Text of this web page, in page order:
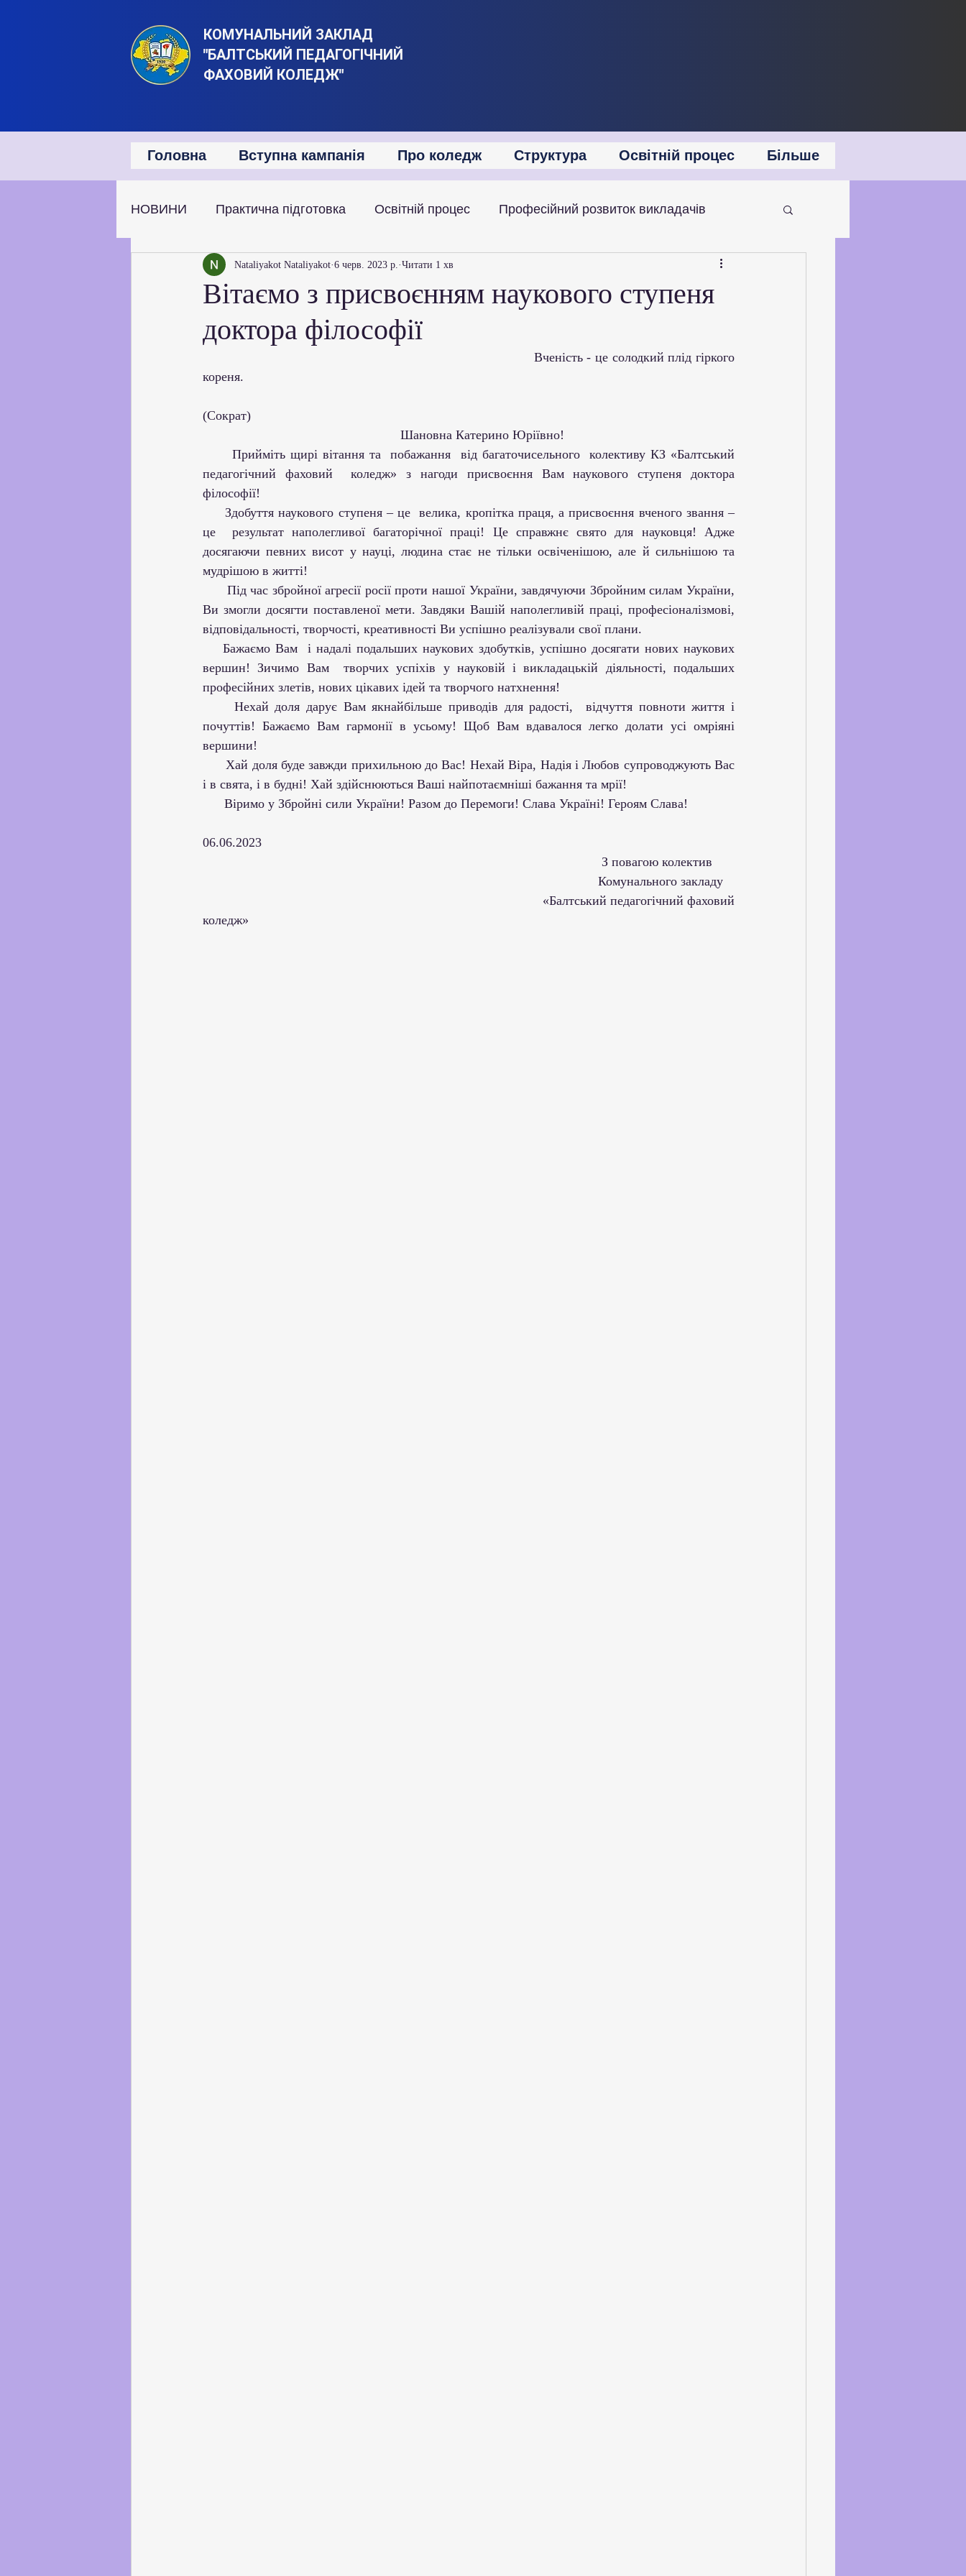
КОМУНАЛЬНИЙ ЗАКЛАД
"БАЛТСЬКИЙ ПЕДАГОГІЧНИЙ
ФАХОВИЙ КОЛЕДЖ"
Головна Вступна кампанія Про коледж Структура Освітній процес Більше
НОВИНИ Практична підготовка Освітній процес Професійний розвиток викладачів
Наукова та дослідницька діяльність Академічна мобільність
Партнерство з українськими ЗВО Робота зі здобувачами освіти
Профорієнтаційна робота
Досягнення студентів та викладачів
Академічна доброчесність
Вітаємо з присвоєнням наукового ступеня
доктора філософії
Nataliyakot Nataliyakot 6 черв. 2023 р. Читати 1 хв
кореня.
(Сократ)
                                                       Шановна Катерино Юріївно!
педагогічний фаховий  коледж» з нагоди присвоєння Вам наукового ступеня доктора
філософії!
     Здобуття наукового ступеня – це  велика, кропітка праця, а присвоєння вченого звання –
це  результат наполегливої багаторічної праці! Це справжнє свято для науковця! Адже
досягаючи певних висот у науці, людина стає не тільки освіченішою, але й сильнішою та
мудрішою в житті!
Ви змогли досягти поставленої мети. Завдяки Вашій наполегливій праці, професіоналізмові,
відповідальності, творчості, креативності Ви успішно реалізували свої плани.
вершин! Зичимо Вам  творчих успіхів у науковій і викладацькій діяльності, подальших
професійних злетів, нових цікавих ідей та творчого натхнення!
почуттів! Бажаємо Вам гармонії в усьому! Щоб Вам вдавалося легко долати усі омріяні
вершини!
      Хай доля буде завжди прихильною до Вас! Нехай Віра, Надія і Любов супроводжують Вас
і в свята, і в будні! Хай здійснюються Ваші найпотаємніші бажання та мрії!
      Віримо у Збройні сили України! Разом до Перемоги! Слава Україні! Героям Слава!
06.06.2023
                                                                                                               З повагою колектив
                                                                                                              Комунального закладу
коледж»